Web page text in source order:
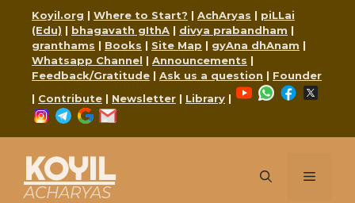
content
Koyil.org | Where to Start? | AchAryas | piLLai
(Edu) | bhagavath gIthA | divya prabandham |
granthams | Books | Site Map | gyAna dhAnam |
Whatsapp Channel | Announcements |
Feedback/Gratitude | Ask us a question | Founder
| Contribute | Newsletter | Library |
YouTubeWhatsApp
Facebook
Instagram
Telegram
Google
KOYIL
ACHARYAS
Menu